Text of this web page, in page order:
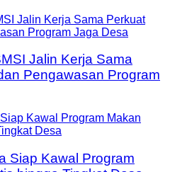
Jalin Kerja Sama
Pengawasan Program
Siap Kawal Program